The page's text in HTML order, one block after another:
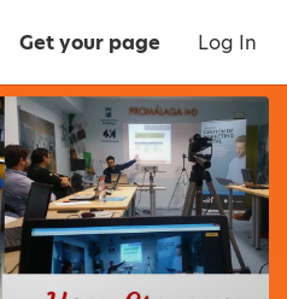
Get your page Log In